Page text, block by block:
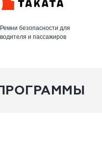
Ремни безопасности для
водителя и пассажиров